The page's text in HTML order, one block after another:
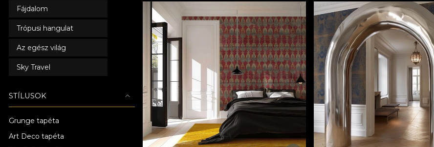
Fájdalom
Trópusi hangulat
Az egész világ
Sky Travel
STÍLUSOK
Grunge tapéta
Art Deco tapéta